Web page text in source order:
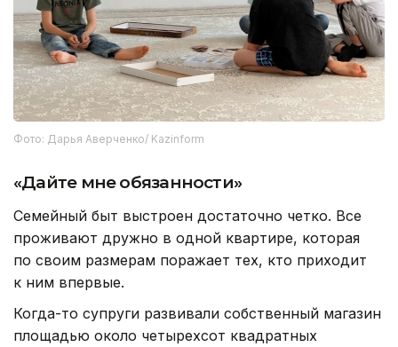
Фото: Дарья Аверченко/ Kazinform
«Дайте мне обязанности»
Семейный быт выстроен достаточно четко. Все
проживают дружно в одной квартире, которая
по своим размерам поражает тех, кто приходит
к ним впервые.
Когда-то супруги развивали собственный магазин
площадью около четырехсот квадратных